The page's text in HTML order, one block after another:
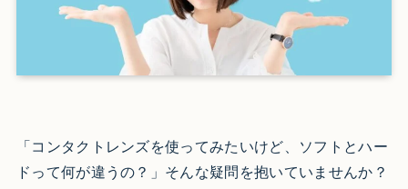
「コンタクトレンズを使ってみたいけど、ソフトとハー
ドって何が違うの？」そんな疑問を抱いていませんか？